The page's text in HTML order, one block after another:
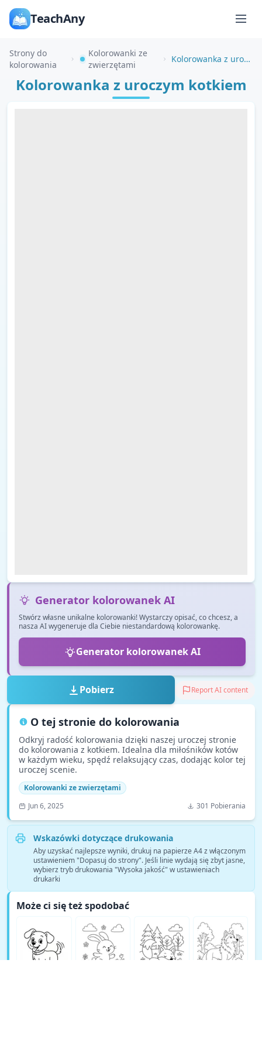
TeachAny
Strony do
kolorowania
Kolorowanki ze
zwierzętami
Kolorowanka z uroczym kotkiem
Kolorowanka z uroczym kotkiem
Generator kolorowanek AI
Stwórz własne unikalne kolorowanki! Wystarczy opisać, co chcesz, a
nasza AI wygeneruje dla Ciebie niestandardową kolorowankę.
Generator kolorowanek AI
Pobierz Report AI content
O tej stronie do kolorowania
Odkryj radość kolorowania dzięki naszej uroczej stronie
do kolorowania z kotkiem. Idealna dla miłośników kotów
w każdym wieku, spędź relaksujący czas, dodając kolor tej
uroczej scenie.
Kolorowanki ze zwierzętami
Jun 6, 2025
301 Pobierania
Wskazówki dotyczące drukowania
Aby uzyskać najlepsze wyniki, drukuj na papierze A4 z włączonym
ustawieniem "Dopasuj do strony". Jeśli linie wydają się zbyt jasne,
wybierz tryb drukowania "Wysoka jakość" w ustawieniach
drukarki
Może ci się też spodobać